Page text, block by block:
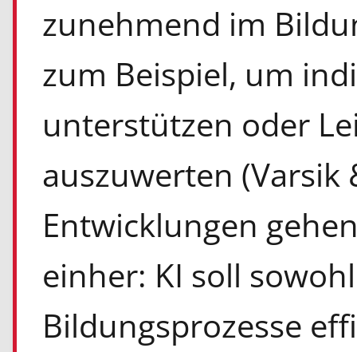
zunehmend im
zum Beispiel, um
unterstützen oder
auszuwerten (Varsik
Entwicklungen
einher: KI soll
Bildungsprozesse